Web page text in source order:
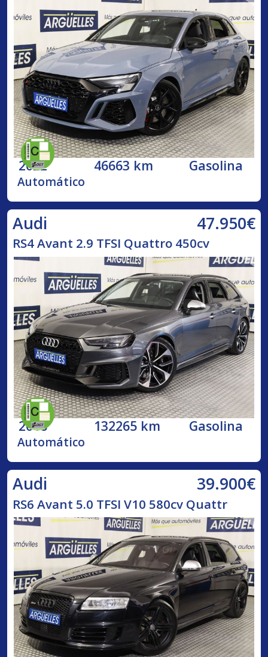
2022 46663 km Gasolina
Automático
Audi 47.950€
RS4 Avant 2.9 TFSI Quattro 450cv
2018 132265 km Gasolina
Automático
Audi 39.900€
RS6 Avant 5.0 TFSI V10 580cv Quattr